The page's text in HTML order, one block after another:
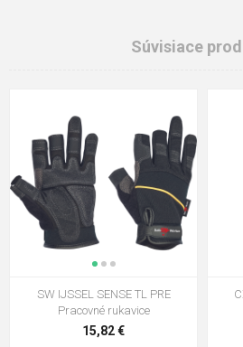
Súvisiace
SW IJSSEL SENSE TL PRE
Pracovné rukavice
15,82 €